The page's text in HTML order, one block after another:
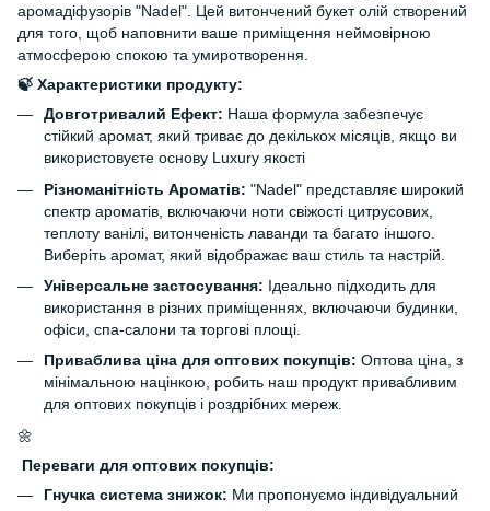
аромадіфузорів "Nadel". Цей витончений букет олій створений
для того, щоб наповнити ваше приміщення неймовірною
атмосферою спокою та умиротворення.
🍃 Характеристики продукту:
Довготривалий Ефект: Наша формула забезпечує
стійкий аромат, який триває до декількох місяців, якщо ви
використовуєте основу Luxury якості
Різноманітність Ароматів: "Nadel" представляє широкий
спектр ароматів, включаючи ноти свіжості цитрусових,
теплоту ванілі, витонченість лаванди та багато іншого.
Виберіть аромат, який відображає ваш стиль та настрій.
Універсальне застосування: Ідеально підходить для
використання в різних приміщеннях, включаючи будинки,
офіси, спа-салони та торгові площі.
Приваблива ціна для оптових покупців: Оптова ціна, з
мінімальною націнкою, робить наш продукт привабливим
для оптових покупців і роздрібних мереж.
🌼
Переваги для оптових покупців:
Гнучка система знижок: Ми пропонуємо індивідуальний